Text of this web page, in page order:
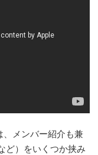
、メンバー紹介も兼
ど）をいくつか挟み